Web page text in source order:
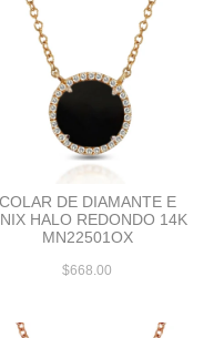
COLAR DE DIAMANTE E
HALO REDONDO 14K
MN22501OX
$668.00